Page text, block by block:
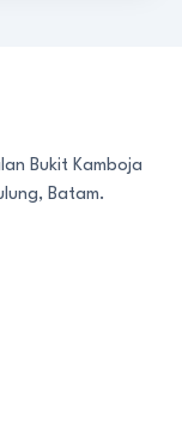
Bukit Kamboja
Batam.